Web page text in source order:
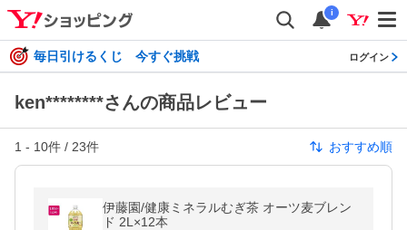
i
毎日引けるくじ 今すぐ挑戦 ログイン
ken********さんの商品レビュー
1 - 10件 / 23件 おすすめ順
伊藤園/健康ミネラルむぎ茶 オーツ麦ブレン
ド 2L×12本